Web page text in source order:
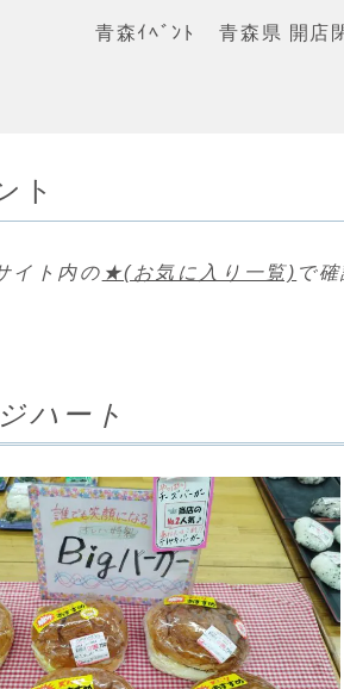
青森ｲﾍﾞﾝﾄ 青森県 開店
ト
イト内の ★(お気に入り一覧) で
ハート